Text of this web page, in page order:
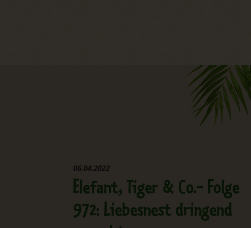
06.04.2022
Elefant, Tiger & Co.- Folge
972: Liebesnest dringend